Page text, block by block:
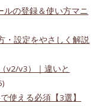
ルの登録＆使い方マニ
・設定をやさしく解説
v2/v3）｜違いと
使える必須【3選】